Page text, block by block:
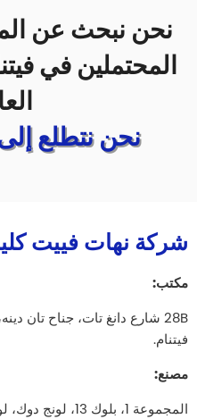
نحن نبحث عن
المحتملين في
نحن نتطلع
شركة نهات فييت
مكتب:
فيتنام.
مصنع:
المجموعة 1، بلوك 13، لونج دوك، لونج ثانه، دونج ناي.